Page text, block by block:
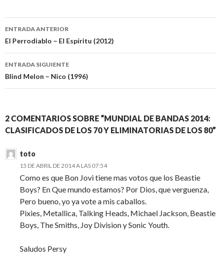
Navegación
de
entradas
ENTRADA ANTERIOR
El Perrodiablo – El Espíritu (2012)
ENTRADA SIGUIENTE
Blind Melon – Nico (1996)
2 COMENTARIOS SOBRE “MUNDIAL DE BANDAS 2014:
CLASIFICADOS DE LOS 70 Y ELIMINATORIAS DE LOS 80”
toto
15 DE ABRIL DE 2014 A LAS 07:54
Como es que Bon Jovi tiene mas votos que los Beastie
Boys? En Que mundo estamos? Por Dios, que verguenza,
Pero bueno, yo ya vote a mis caballos.
Pixies, Metallica, Talking Heads, Michael Jackson, Beastie
Boys, The Smiths, Joy Division y Sonic Youth.
Saludos Persy